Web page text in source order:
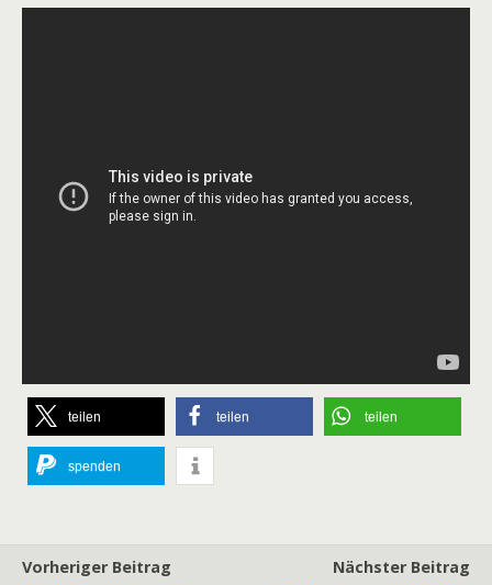
teilen teilen teilen
spenden
Vorheriger Beitrag
Nächster Beitrag